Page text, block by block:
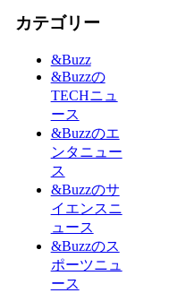
カテゴリー
&Buzz
&Buzzの
TECHニュ
ース
&Buzzのエ
ンタニュー
ス
&Buzzのサ
イエンスニ
ュース
&Buzzのス
ポーツニュ
ース